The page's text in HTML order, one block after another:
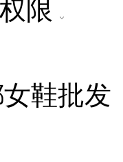
限
鞋批发